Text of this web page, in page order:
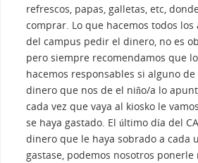
refrescos, papas, galletas, etc,
comprar. Lo que hacemos todos
del campus pedir el dinero, no es
pero siempre recomendamos que
hacemos responsables si alguno
dinero que nos de el niño/a lo
cada vez que vaya al kiosko le
se haya gastado. El último día del
dinero que le haya sobrado a cada
gastase, podemos nosotros ponerle